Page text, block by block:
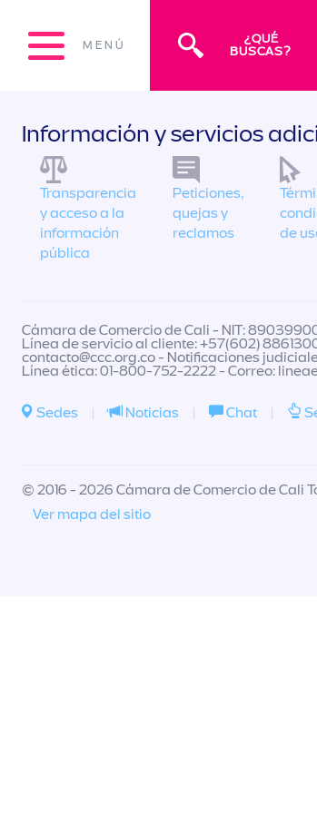
MENÚ
¿QUÉ
BUSCAS?
Información y servicios
Transparencia
y acceso a la
información
pública
Peticiones,
quejas y
reclamos
de
Cámara de Comercio de Cali - NIT:
Línea de servicio al cliente: +57(602)
contacto@ccc.org.co- Notificaciones
Línea ética: 01-800-752-2222 - Correo:
Sedes | Noticias | Chat |
© 2016 - 2026 Cámara de Comercio de Cali
Ver mapa del sitio